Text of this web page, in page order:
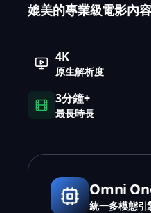
媲美的專業級電影內容
4K
原生解析度
3分鐘+
最長時長
Omni
統一多模態引